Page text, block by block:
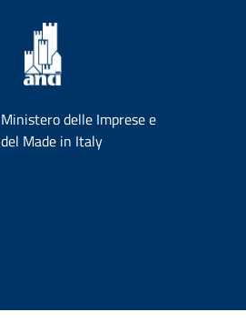
Ministero delle Imprese e
del Made in Italy